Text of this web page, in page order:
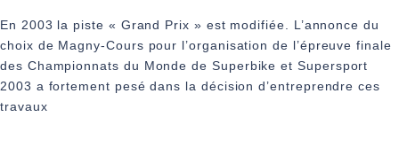
En 2003 la piste « Grand Prix » est modifiée. L’annonce du
choix de Magny-Cours pour l’organisation de l’épreuve finale
des Championnats du Monde de Superbike et Supersport
2003 a fortement pesé dans la décision d’entreprendre ces
travaux